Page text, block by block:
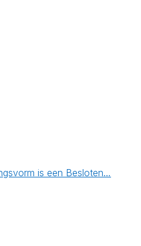
is een Besloten…